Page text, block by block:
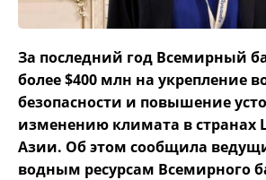
За последний год Всемирный
более $400 млн на укрепление
безопасности и повышение
изменению климата в странах
Азии. Об этом сообщила
водным ресурсам Всемирного